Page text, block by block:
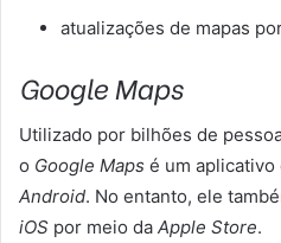
atualizações de mapas
Google Maps
Utilizado por bilhões de
o Google Maps é um
Android. No entanto, ele
iOS por meio da Apple Store.